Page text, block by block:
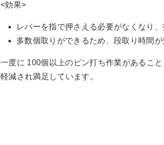
<効果>
レバーを指で押さえる必要がなくなり、
多数個取りができるため、段取り時間が
一度に 100個以上のピン打ち作業があるこ
軽減され満足しています。